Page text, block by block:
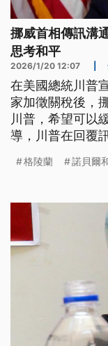
挪威首相傳訊溝
思考和平
2026/1/20 12:07
在美國總統川普
家加徵關稅後，
川普，希望可以
導，川普在回覆
格陵蘭 諾貝爾